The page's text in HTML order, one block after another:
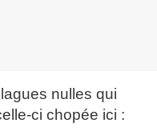
nulles qui
ci chopée ici :